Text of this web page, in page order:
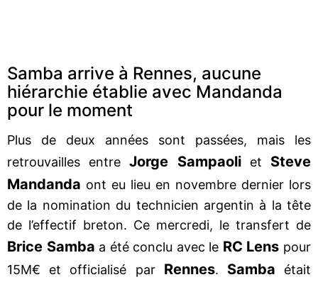
Samba arrive à Rennes, aucune
hiérarchie établie avec Mandanda
pour le moment
Plus de deux années sont passées, mais les
retrouvailles entreJorge Sampaoli et Steve
Mandanda ont eu lieu en novembre dernier lors
de la nomination du technicien argentin à la tête
de l’effectif breton. Ce mercredi, le transfert de
Brice Samba a été conclu avec le RC Lens pour
15M€ et officialisé par Rennes. Samba
était